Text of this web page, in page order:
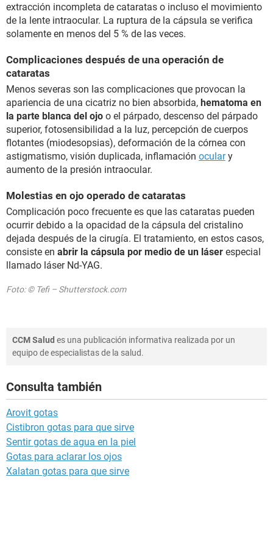
extracción incompleta de cataratas o incluso el movimiento
de la lente intraocular. La ruptura de la cápsula se verifica
solamente en menos del 5 % de las veces.
Complicaciones después de una operación de
cataratas
Menos severas son las complicaciones que provocan la
apariencia de una cicatriz no bien absorbida, hematoma en
la parte blanca del ojo o el párpado, descenso del párpado
superior, fotosensibilidad a la luz, percepción de cuerpos
flotantes (miodesopsias), deformación de la córnea con
astigmatismo, visión duplicada, inflamación oculary
aumento de la presión intraocular.
Molestias en ojo operado de cataratas
Complicación poco frecuente es que las cataratas pueden
ocurrir debido a la opacidad de la cápsula del cristalino
dejada después de la cirugía. El tratamiento, en estos casos,
consiste en abrir la cápsula por medio de un láser especial
llamado láser Nd-YAG.
Foto: © Tefi – Shutterstock.com
CCM Salud es una publicación informativa realizada por un
equipo de especialistas de la salud.
Consulta también
Arovit gotas
Cistibron gotas para que sirve
Sentir gotas de agua en la piel
Gotas para aclarar los ojos
Xalatan gotas para que sirve